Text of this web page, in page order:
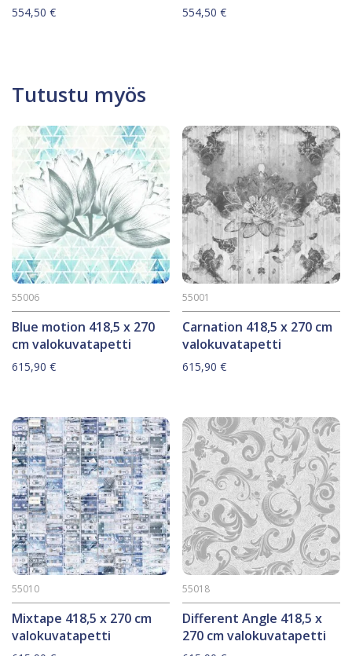
554,50 € 554,50€
Tutustu myös
Blue motion 418,5 x 270
cm valokuvatapetti
55006
615,90 €
Carnation 418,5 x 270 cm
valokuvatapetti
55001
615,90€
Mixtape 418,5 x 270 cm
valokuvatapetti
55010
Different Angle 418,5 x
270 cm valokuvatapetti
55018